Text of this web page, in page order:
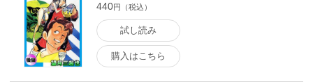
440円（税込）
試し読み
購入はこちら